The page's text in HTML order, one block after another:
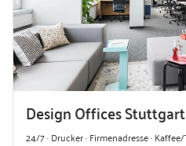
Design Offices
24/7 · Drucker · Firmenadresse ·